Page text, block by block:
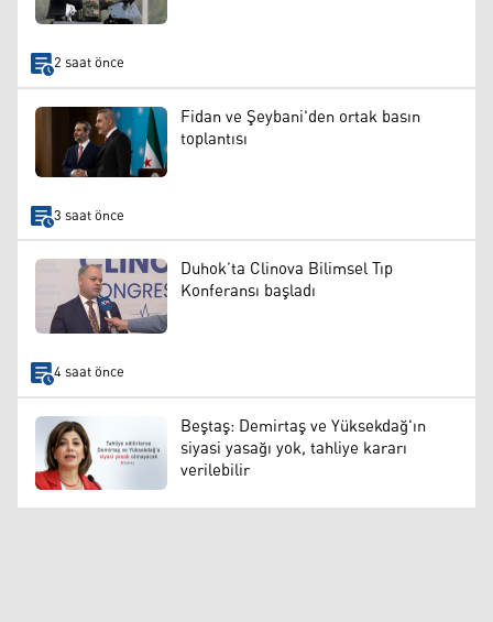
2 saat önce
Fidan ve Şeybani'den ortak basın
toplantısı
3 saat önce
Duhok’ta Clinova Bilimsel Tıp
Konferansı başladı
4 saat önce
Beştaş: Demirtaş ve Yüksekdağ'ın
siyasi yasağı yok, tahliye kararı
verilebilir